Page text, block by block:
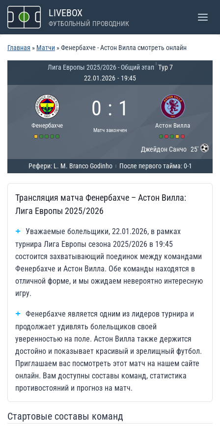
Перейти
содержимому
LIVEBOX
ФУТБОЛЬНЫЙ ПРОВОДНИК
Главная » Матчи »Фенербахче - Астон Вилла смотреть онлайн
Лига Европы 2025/2026 - Общий этап Тур 7
22.01.2026 - 19:45
Фенербахче
0 : 1
Матч закончен
Астон Вилла
Джейдон Санчо 25'
Рефери: L. M. Branco Godinho После первого тайма: 0-1
Трансляция матча Фенербахче – Астон Вилла:
Лига Европы 2025/2026
Уважаемые болельщики, 22.01.2026, в рамках
турнира Лига Европы сезона 2025/2026 в 19:45
состоится захватывающий поединок между командами
Фенербахче и Астон Вилла. Обе команды находятся в
отличной форме, и мы ожидаем невероятно интересную
игру.
Фенербахче является одним из лидеров турнира и
продолжает удивлять болельщиков своей
уверенностью на поле. Астон Вилла также держится
достойно и показывает красивый и зрелищный футбол.
Приглашаем вас посмотреть этот матч на нашем сайте
онлайн. Вам доступны составы команд, статистика
противостояний и прогноз на матч.
Стартовые составы команд